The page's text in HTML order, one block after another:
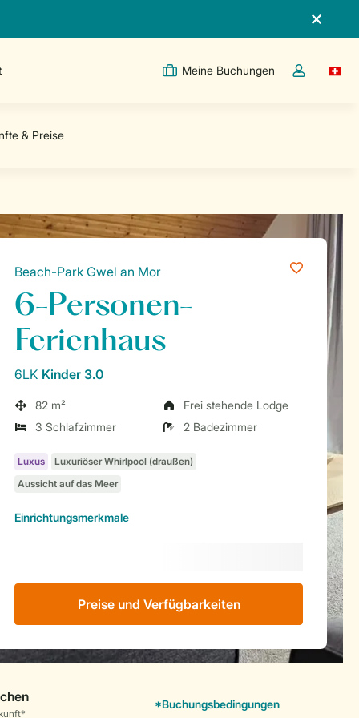
Meine Buchungen
Dropdown-
Beach-Park Gwel an Mor
6-Personen-
Ferienhaus
6LK Kinder 3.0
82 m²
Frei stehende Lodge
3 Schlafzimmer
2 Badezimmer
Einrichtungsmerkmale
Preise und Verfügbarkeiten